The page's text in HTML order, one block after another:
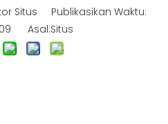
Situs Publikasikan Waktu:
09 Asal:Situs